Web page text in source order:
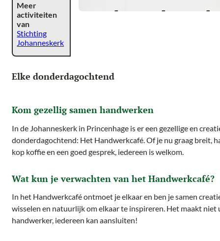
Meer
activiteiten
van
Stichting
Johanneskerk
Elke donderdagochtend
Kom gezellig samen handwerken
In de Johanneskerk in Princenhage is er een gezellige en
donderdagochtend: Het Handwerkcafé. Of je nu graag breit,
kop koffie en een goed gesprek, iedereen is welkom.
Wat kun je verwachten van het Handwerkcafé?
In het Handwerkcafé ontmoet je elkaar en ben je samen
wisselen en natuurlijk om elkaar te inspireren. Het maakt niet
handwerker, iedereen kan aansluiten!